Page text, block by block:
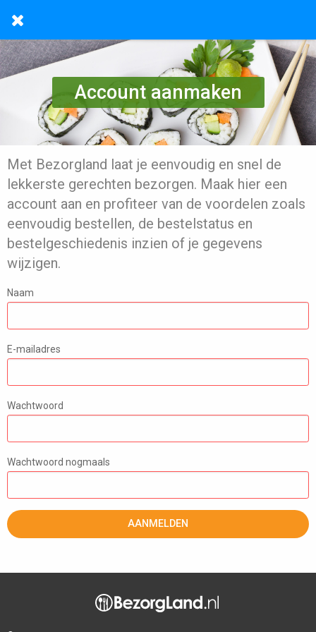
Account aanmaken
Met Bezorgland laat je eenvoudig en snel de
lekkerste gerechten bezorgen. Maak hier een
account aan en profiteer van de voordelen zoals
eenvoudig bestellen, de bestelstatus en
bestelgeschiedenis inzien of je gegevens
wijzigen.
Naam
E-mailadres
Wachtwoord
Wachtwoord nogmaals
AANMELDEN